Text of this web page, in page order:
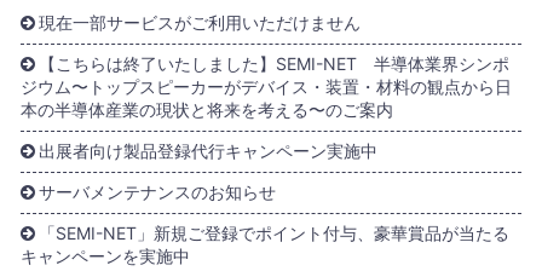
現在一部サービスがご利用いただけません
【こちらは終了いたしました】SEMI-NET 半導体業界シンポ
ジウム〜トップスピーカーがデバイス・装置・材料の観点から日
本の半導体産業の現状と将来を考える〜のご案内
出展者向け製品登録代行キャンペーン実施中
サーバメンテナンスのお知らせ
「SEMI-NET」新規ご登録でポイント付与、豪華賞品が当たる
キャンペーンを実施中